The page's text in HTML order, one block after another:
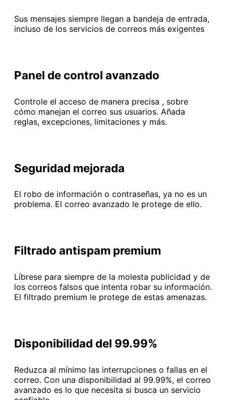
Sus mensajes siempre llegan a bandeja de entrada,
incluso de los servicios de correos más exigentes
Panel de control avanzado
Controle el acceso de manera precisa , sobre
cómo manejan el correo sus usuarios. Añada
reglas, excepciones, limitaciones y más.
Seguridad mejorada
El robo de información o contraseñas, ya no es un
problema. El correo avanzado le protege de ello.
Filtrado antispam premium
Líbrese para siempre de la molesta publicidad y de
los correos falsos que intenta robar su información.
El filtrado premium le protege de estas amenazas.
Disponibilidad del 99.99%
Reduzca al mínimo las interrupciones o fallas en el
correo. Con una disponibilidad al 99.99%, el correo
avanzado es lo que necesita si busca un servicio